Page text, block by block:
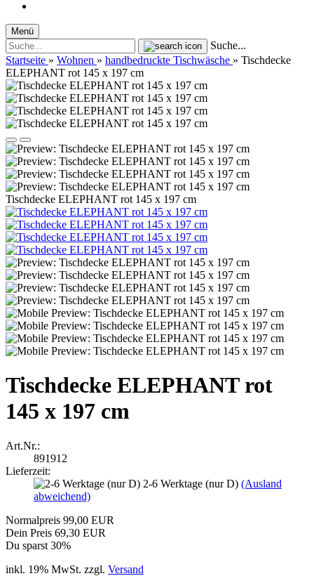
Menü
Suche...
Startseite » Wohnen » handbedruckte Tischwäsche » Tischdecke
ELEPHANT rot 145 x 197 cm
Tischdecke ELEPHANT rot 145 x 197 cm
Tischdecke ELEPHANT rot
145 x 197 cm
Art.Nr.:
891912
Lieferzeit:
2-6 Werktage (nur D) (Ausland
abweichend)
Normalpreis 99,00 EUR
Dein Preis 69,30 EUR
Du sparst 30%
inkl. 19% MwSt. zzgl. Versand